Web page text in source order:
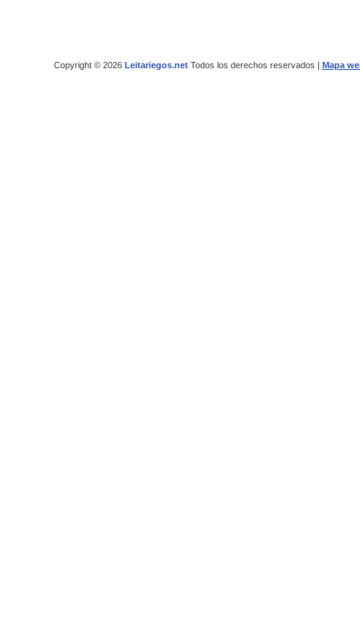
Copyright © 2026 Leitariegos.netTodos los derechos reservados | Mapa